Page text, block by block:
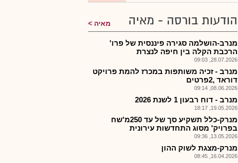
הודעות בורסה - מאיה מאיה
מנרב-הושלמה סגירה פיננסית של פרו'
הרכבת הקלה בין חיפה לנצרת
28.07.2026, 09:03
מנרב - זכיה משותפות במכרז להמת פרויקט
דוראד ,2פרטים
08.06.2026, 09:14
מנרב - דוח רבעון 1 לשנת 2026
19.05.2026, 18:17
מנרק-כלל תשקיע סך של עד 250מ'שח
בפרויק' מסוג התחדשות עירונית
13.05.2026, 09:36
מנרק-מצגת לשוק ההון
16.04.2026, 08:45